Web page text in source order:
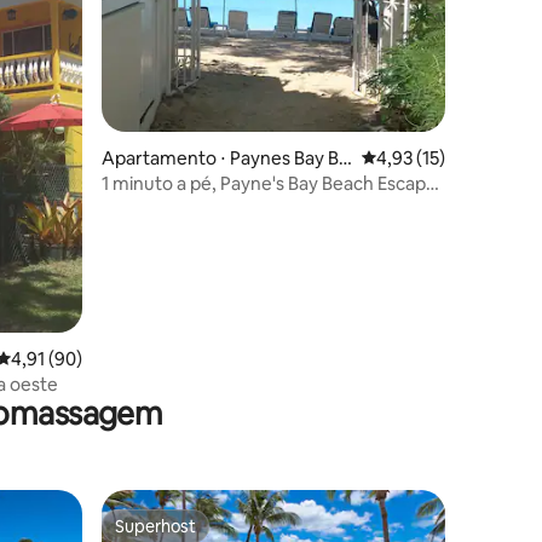
de uma avaliação média de 5, 90 avaliações
4,91 (90)
oeste
Apartamento ⋅ Paynes Bay Be
ach
4,93 de uma
4,93 (15)
1 minuto a pé, Payne's Bay Beach Escape,
Superhost
Superhost